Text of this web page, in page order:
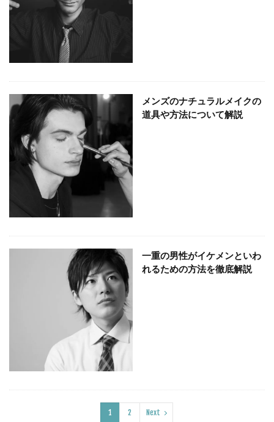
メンズのナチュラルメイクの
道具や方法について解説
一重の男性がイケメンといわ
れるための方法を徹底解説
1 2 Next